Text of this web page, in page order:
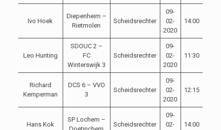
Ivo Hoek
Diepenheim –
Rietmolen
Scheidsrechter
09-
02-
2020
14:00
Leo Hunting
SDOUC 2 –
FC
Winterswijk 3
Scheidsrechter
09-
02-
2020
11:30
Richard
Kemperman
DCS 6 – VVO
3
Scheidsrechter
09-
02-
2020
12:15
Hans Kok
SP Lochem –
Doetinchem
Scheidsrechter
09-
02-
14:00